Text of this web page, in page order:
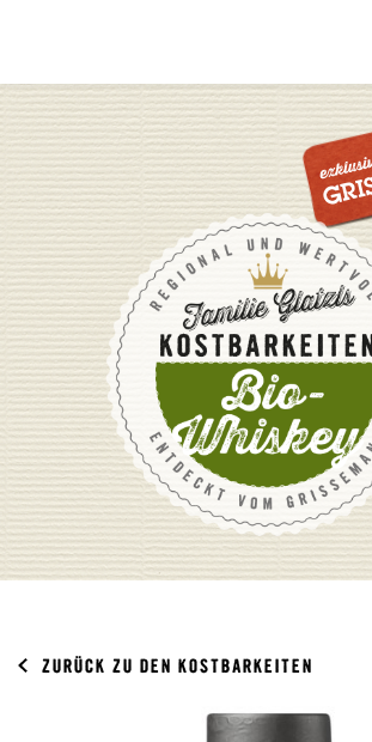
ZURÜCK ZU DEN KOSTBARKEITEN